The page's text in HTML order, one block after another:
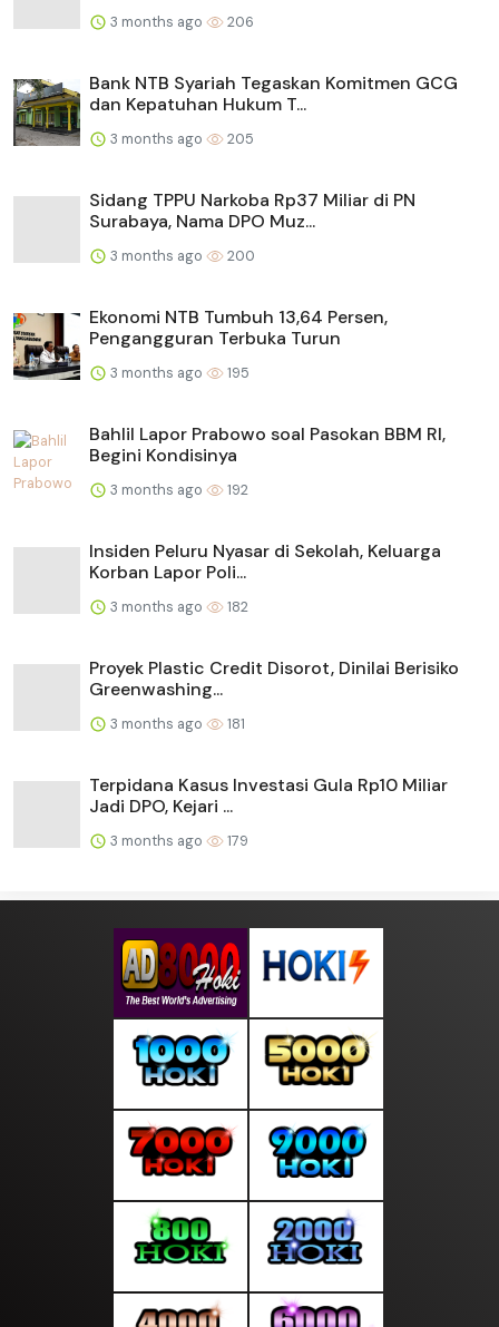
3 months ago 206
Bank NTB Syariah Tegaskan Komitmen GCG
dan Kepatuhan Hukum T...
3 months ago 205
Sidang TPPU Narkoba Rp37 Miliar di PN
Surabaya, Nama DPO Muz...
3 months ago 200
Ekonomi NTB Tumbuh 13,64 Persen,
Pengangguran Terbuka Turun
3 months ago 195
Bahlil Lapor Prabowo soal Pasokan BBM RI,
Begini Kondisinya
3 months ago 192
Insiden Peluru Nyasar di Sekolah, Keluarga
Korban Lapor Poli...
3 months ago 182
Proyek Plastic Credit Disorot, Dinilai Berisiko
Greenwashing...
3 months ago 181
Terpidana Kasus Investasi Gula Rp10 Miliar
Jadi DPO, Kejari ...
3 months ago 179